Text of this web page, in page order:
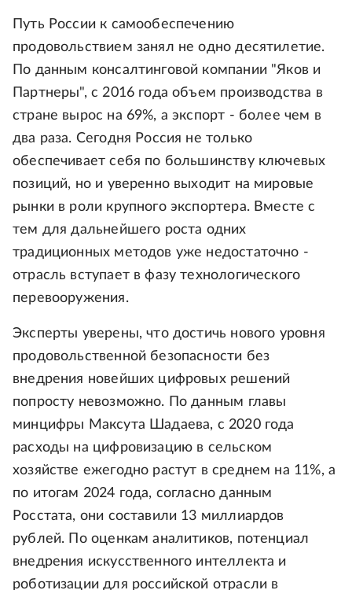
Путь России к самообеспечению
продовольствием занял не одно десятилетие.
По данным консалтинговой компании "Яков и
Партнеры", с 2016 года объем производства в
стране вырос на 69%, а экспорт - более чем в
два раза. Сегодня Россия не только
обеспечивает себя по большинству ключевых
позиций, но и уверенно выходит на мировые
рынки в роли крупного экспортера. Вместе с
тем для дальнейшего роста одних
традиционных методов уже недостаточно -
отрасль вступает в фазу технологического
перевооружения.
Эксперты уверены, что достичь нового уровня
продовольственной безопасности без
внедрения новейших цифровых решений
попросту невозможно. По данным главы
минцифры Максута Шадаева, с 2020 года
расходы на цифровизацию в сельском
хозяйстве ежегодно растут в среднем на 11%, а
по итогам 2024 года, согласно данным
Росстата, они составили 13 миллиардов
рублей. По оценкам аналитиков, потенциал
внедрения искусственного интеллекта и
роботизации для российской отрасли в